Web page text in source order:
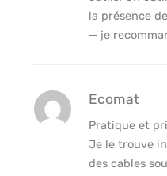
la présence
— je
Ecomat
Pratique et
Je le trouve
des cables